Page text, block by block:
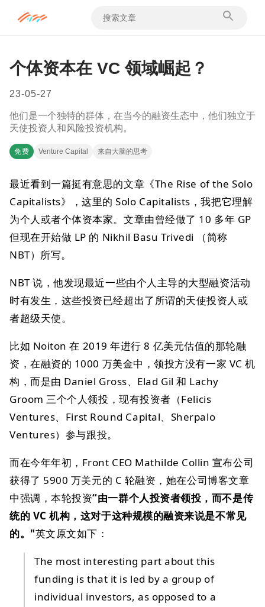
个体资本在 VC 领域崛起？
23-05-27
他们是一个独特的群体，在当今的融资生态中，他们独立于
天使投资人和风险投资机构。
免费 Venture Capital 来自大脑的思考
最近看到一篇挺有意思的文章《The Rise of the Solo
Capitalists》，这里的 Solo Capitalists，我把它理解
为个人或者个体资本家。文章由曾经做了 10 多年 GP
但现在开始做 LP 的 Nikhil Basu Trivedi （简称
NBT）所写。
NBT 说，他发现最近一些由个人主导的大型融资活动
时有发生，这些投资已经超出了所谓的天使投资人或
者超级天使。
比如 Noiton 在 2019 年进行 8 亿美元估值的那轮融
资，在融资的 1000 万美金中，领投方没有一家 VC 机
构，而是由 Daniel Gross、Elad Gil 和 Lachy
Groom 三个个人领投，现有投资者（Felicis
Ventures、First Round Capital、Sherpalo
Ventures）参与跟投。
而在今年年初，Front CEO Mathilde Collin 宣布公司
获得了 5900 万美元的 C 轮融资，她在公司博客文章
中强调，本轮投资“由一群个人投资者领投，而不是传
统的 VC 机构，这对于这种规模的融资来说是不常见
的。"英文原文如下：
The most interesting part about this
funding is that it is led by a group of
individual investors, as opposed to a